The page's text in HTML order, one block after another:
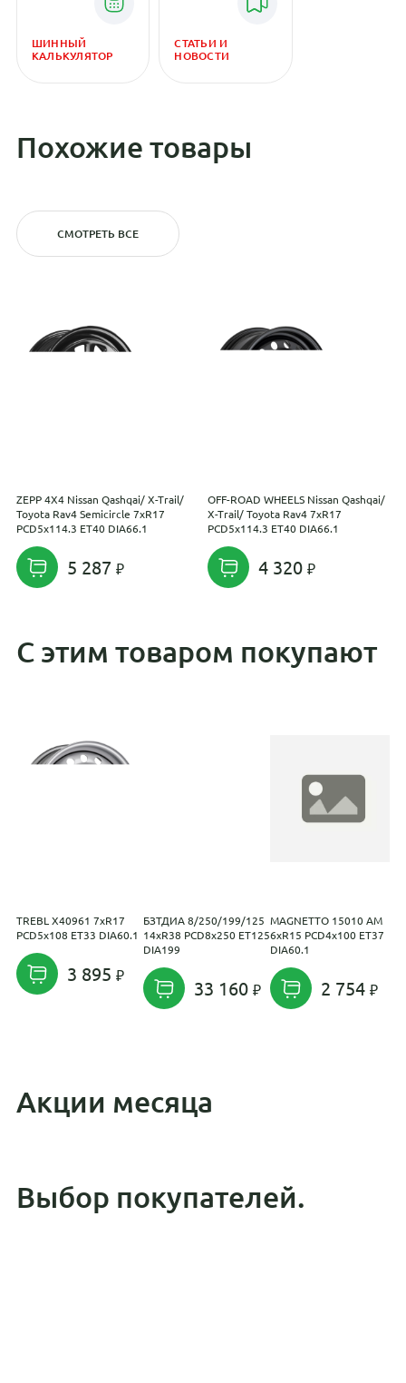
ШИННЫЙ
КАЛЬКУЛЯТОР
СТАТЬИ И
НОВОСТИ
Похожие товары
СМОТРЕТЬ ВСЕ
ZEPP 4X4 Nissan Qashqai/ X-Trail/
Toyota Rav4 Semicircle 7xR17
PCD5x114.3 ET40 DIA66.1
5 287
OFF-ROAD WHEELS Nissan Qashqai/
X-Trail/ Toyota Rav4 7xR17
PCD5x114.3 ET40 DIA66.1
4 320
С этим товаром покупают
TREBL X40961 7xR17
PCD5x108 ET33 DIA60.1
3 895
БЗТДИА 8/250/199/125
14xR38 PCD8x250 ET125
DIA199
33 160
MAGNETTO 15010 AM
6xR15 PCD4x100 ET37
DIA60.1
2 754
Акции месяца
Выбор покупателей.